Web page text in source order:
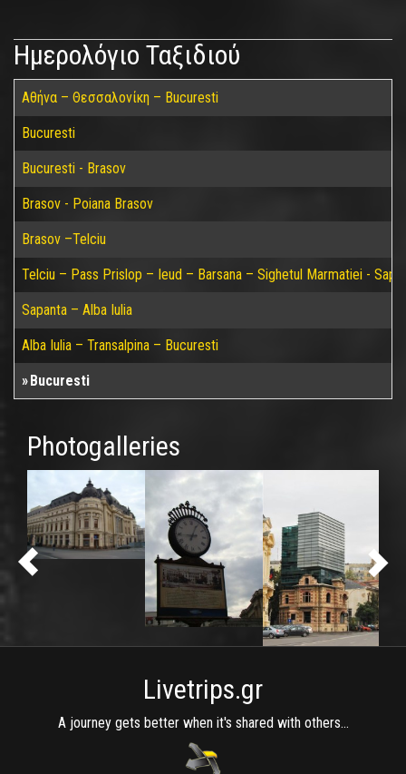
Ημερολόγιο Ταξιδιού
Αθήνα – Θεσσαλονίκη – Bucuresti
Bucuresti
Bucuresti - Brasov
Brasov - Poiana Brasov
Brasov –Telciu
Telciu – Pass Prislop – Ieud – Barsana – Sighetul Marmatiei -
Sapanta – Alba Iulia
Alba Iulia – Transalpina – Bucuresti
Bucuresti
Photogalleries
Livetrips.gr
A journey gets better when it's shared with others...